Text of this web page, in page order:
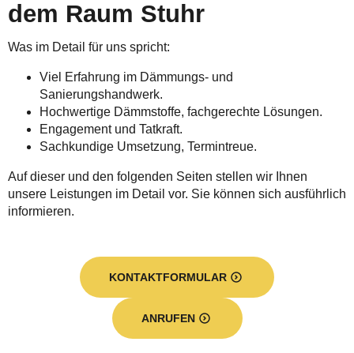
dem Raum Stuhr
Was im Detail für uns spricht:
Viel Erfahrung im Dämmungs- und
Sanierungshandwerk.
Hochwertige Dämmstoffe, fachgerechte Lösungen.
Engagement und Tatkraft.
Sachkundige Umsetzung, Termintreue.
Auf dieser und den folgenden Seiten stellen wir Ihnen
unsere Leistungen im Detail vor. Sie können sich ausführlich
informieren.
KONTAKTFORMULAR
ANRUFEN